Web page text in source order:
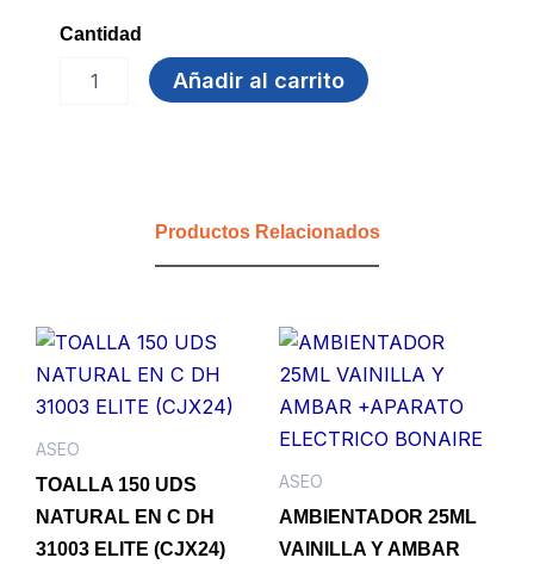
Cantidad
LOLA
Añadir al carrito
Productos Relacionados
ASEO
TOALLA 150 UDS
NATURAL EN C DH
31003 ELITE (CJX24)
ASEO
AMBIENTADOR 25ML
VAINILLA Y AMBAR